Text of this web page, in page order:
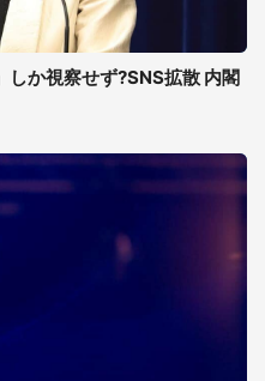
か視察せず?SNS拡散 内閣